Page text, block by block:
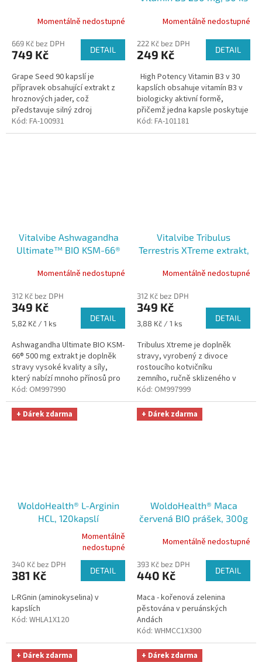
Momentálně nedostupné
669 Kč bez DPH
749 Kč DETAIL
Grape Seed 90 kapslí je
přípravek obsahující extrakt z
hroznových jader, což
představuje silný zdroj
oligomerních proanthokyanidinů
(OPC).
Kód: FA-100931
Momentálně nedostupné
222 Kč bez DPH
249 Kč DETAIL
High Potency Vitamin B3 v 30
kapslích obsahuje vitamín B3 v
biologicky aktivní formě,
přičemž jedna kapsle poskytuje
250 mg tohoto vitamínu, což
představuje 1563 %...
Kód: FA-101181
Vitalvibe Ashwagandha
Ultimate™ BIO KSM-66®
Momentálně nedostupné
312 Kč bez DPH
349 Kč
Měrná
5,82 Kč / 1 ks
DETAIL
Ashwagandha Ultimate BIO KSM-
66® 500 mg extrakt je doplněk
stravy vysoké kvality a síly,
který nabízí mnoho přínosů pro
vaše fyzické i duševní zdraví.
Kód: OM997990
Vitalvibe Tribulus
Terrestris XTreme extrakt,
Momentálně nedostupné
312 Kč bez DPH
349 Kč
Měrná
3,88 Kč / 1 ks
DETAIL
Tribulus Xtreme je doplněk
stravy, vyrobený z divoce
rostoucího kotvičníku
zemního, ručně sklizeného v
čisté přírodě bulharských hor.
Kód: OM997999
+ Dárek zdarma
WoldoHealth® L-Arginin
HCL, 120kapslí
produktu
je
z
5
hvězdiček.
Momentálně
nedostupné
340 Kč bez DPH
381 Kč DETAIL
L-RGnin (aminokyselina) v
kapslích
Kód: WHLA1X120
+ Dárek zdarma
WoldoHealth® Maca
červená BIO prášek, 300g
Momentálně nedostupné
393 Kč bez DPH
440 Kč DETAIL
Maca - kořenová zelenina
pěstována v peruánských
Andách
Kód: WHMCC1X300
+ Dárek zdarma + Dárek zdarma